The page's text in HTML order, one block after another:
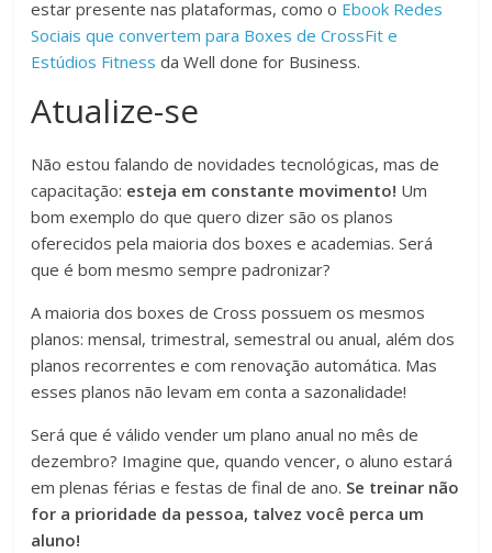
estar presente nas plataformas, como o Ebook Redes
Sociais que convertem para Boxes de CrossFit e
Estúdios Fitness da Well done for Business.
Atualize-se
Não estou falando de novidades tecnológicas, mas de
capacitação: esteja em constante movimento! Um
bom exemplo do que quero dizer são os planos
oferecidos pela maioria dos boxes e academias. Será
que é bom mesmo sempre padronizar?
A maioria dos boxes de Cross possuem os mesmos
planos: mensal, trimestral, semestral ou anual, além dos
planos recorrentes e com renovação automática. Mas
esses planos não levam em conta a sazonalidade!
Será que é válido vender um plano anual no mês de
dezembro? Imagine que, quando vencer, o aluno estará
em plenas férias e festas de final de ano. Se treinar não
for a prioridade da pessoa, talvez você perca um
aluno!